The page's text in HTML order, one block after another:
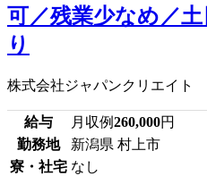
可／残業少なめ／
り
株式会社ジャパンクリエイト
給与 月収例260,000円
勤務地
新潟県 村上市
寮・社宅 なし